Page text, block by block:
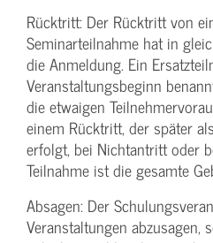
Rücktritt: Der Rücktritt von
Seminarteilnahme hat in
die Anmeldung. Ein
Veranstaltungs­beginn
die etwaigen
einem Rücktritt, der später
erfolgt, bei Nichtantritt oder
Teilnahme ist die gesamte
Absagen: Der
Veranstaltungen